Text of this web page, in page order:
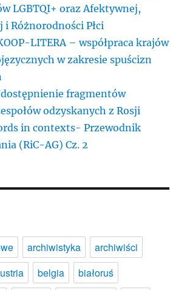
LGBTQI+ oraz Afektywnej,
i Różnorodności Płci
LITERA – współpraca krajów
w zakresie spuścizn
fragmentów
odzyskanych z Rosji
in contexts- Przewodnik
(RiC-AG) Cz. 2
archiwistyka
archiwiści
belgia
białoruś